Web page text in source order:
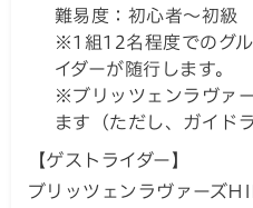
難易度：初心者～初級
※1組12名程度でのグ
イダーが随行します。
※ブリッツェンラヴァ
ます（ただし、ガイド
【ゲストライダー】
ブリッツェンラヴァーズ